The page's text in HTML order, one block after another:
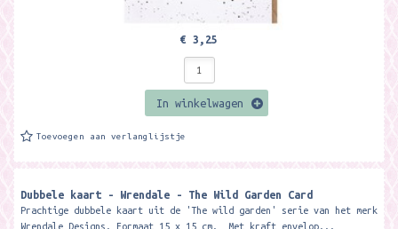
€ 3,25
In winkelwagen
Toevoegen aan verlanglijstje
Dubbele kaart - Wrendale - The Wild Garden Card
Prachtige dubbele kaart uit de 'The wild garden' serie van het merk
Wrendale Designs. Formaat 15 x 15 cm. Met kraft envelop...